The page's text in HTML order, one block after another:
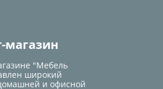
магазин
"Мебель
широкий
и офисной